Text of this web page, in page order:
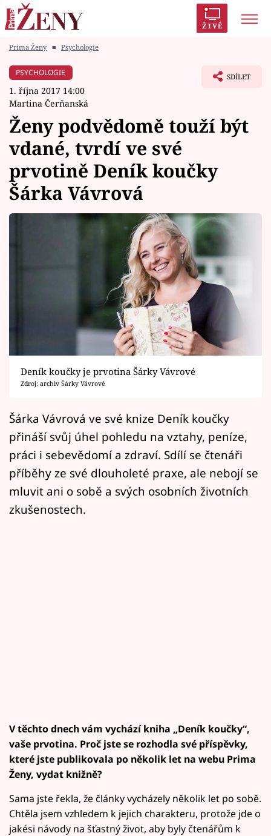
ŽIVĚ
Módní alarm
Témata
Celebrity
Vztahy
Sledujte prima+
Filmový festival Karlovy Vary
Přihlášení
Sledujte nás
Prima Ženy ■ Psychologie
PSYCHOLOGIE
1. října 2017 14:00
Martina Čerňanská
SDÍLET
Ženy podvědomě touží být
vdané, tvrdí ve své
prvotině Deník koučky
Šárka Vávrová
Deník koučky je prvotina Šárky Vávrové
Zdroj: archiv Šárky Vávrové
Šárka Vávrová ve své knize Deník koučky
přináší svůj úhel pohledu na vztahy, peníze,
práci i sebevědomí a zdraví. Sdílí se čtenáři
příběhy ze své dlouholeté praxe, ale nebojí se
mluvit ani o sobě a svých osobních životních
zkušenostech.
V těchto dnech vám vychází kniha „Deník koučky“,
vaše prvotina. Proč jste se rozhodla své příspěvky,
které jste publikovala po několik let na webu Prima
Ženy, vydat knižně?
Sama jste řekla, že články vycházely několik let po sobě.
Chtěla jsem vzhledem k jejich charakteru, protože jde o
jakési návody na šťastný život, aby byly čtenářům k